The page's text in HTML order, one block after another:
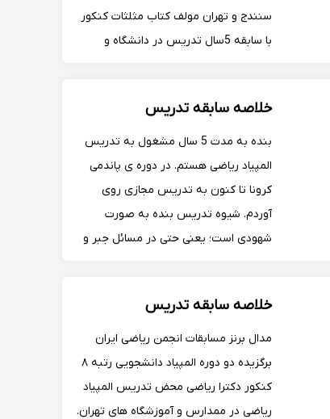
سنندج و تهران مولف کتاب مثلثات کنکور
با سابقه 5سال تدریس در دانشگاه و
تهران...
خلاصه سابقه تدریس
بنده به مدت 5 سال مشغول به تدریس
المپیاد ریاضی هستم. در دوره ی پاندمی
کرونا تا کنون به تدریس مجازی روی
آوردم. شیوه تدریس بنده به صورت
شهودی است؛ یعنی حتی در مسائل جبر و
کنم که پاسخ سوال را به طور شهودی بیان
کنم.
خلاصه سابقه تدریس
مدال برنز مسابقات انجمن ریاضی ایران
برگزیده دو دوره المپیاد دانشجویی رتبه ۸
کنکور دکترا ریاضی محض تدریس المپیاد
ریاضی در ممدارس و آموزشگاه های تهران.